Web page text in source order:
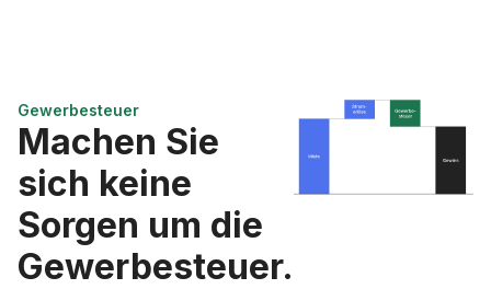
Gewerbesteuer
Machen Sie
sich keine
Sorgen um die
Gewerbesteuer.